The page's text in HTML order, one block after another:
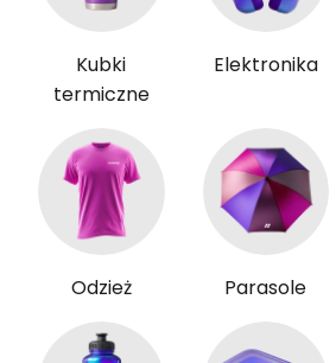
Kubki
termiczne
Elektronika
Odzież Parasole